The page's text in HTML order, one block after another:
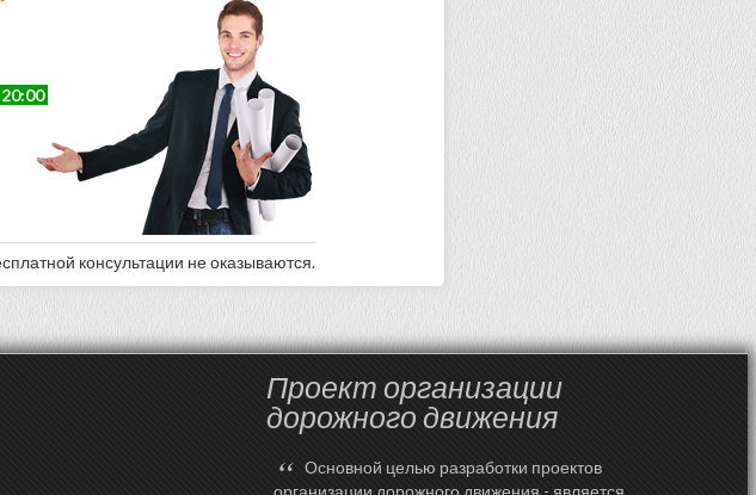
консультации не оказываются.
Проект организации
дорожного движения
“ Основной целью разработки проектов
организации дорожного движения - является